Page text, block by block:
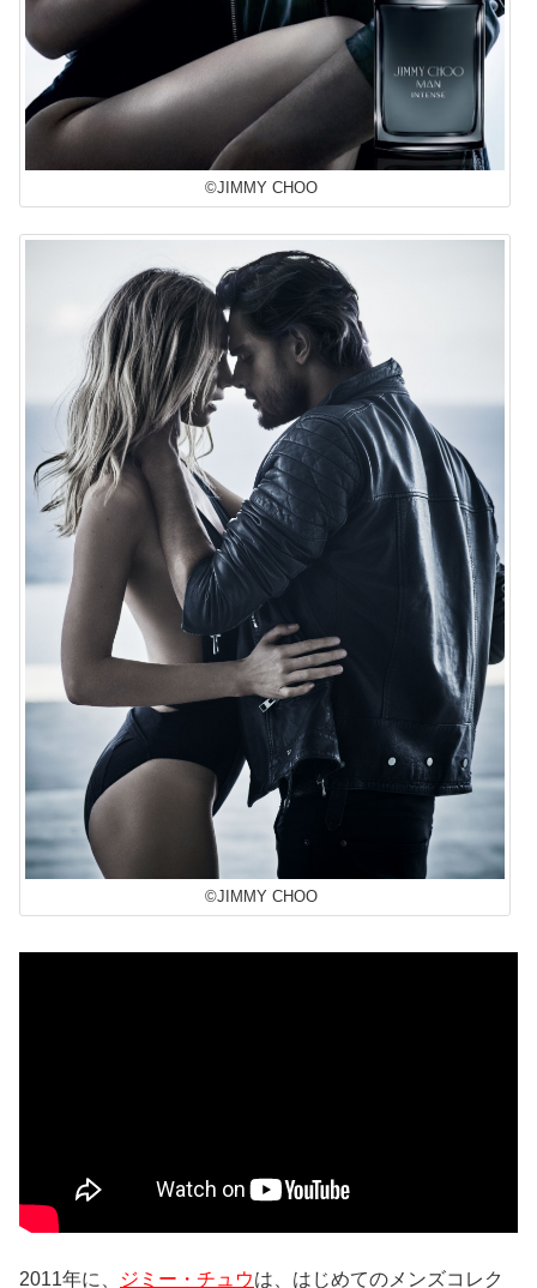
©JIMMY CHOO
©JIMMY CHOO
2011年に、 ジミー・チュウは、はじめてのメンズコレク